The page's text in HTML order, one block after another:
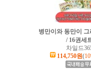
병만이와 동만이
/ 16권세
차일드
114,750원(